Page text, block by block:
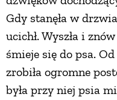
Gdy stanęła w
ucichł. Wyszła i
śmieje się do psa.
zrobiła ogromne
była przy niej psia